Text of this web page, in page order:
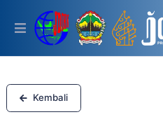
This
includes
accessibility
system.
Kembali